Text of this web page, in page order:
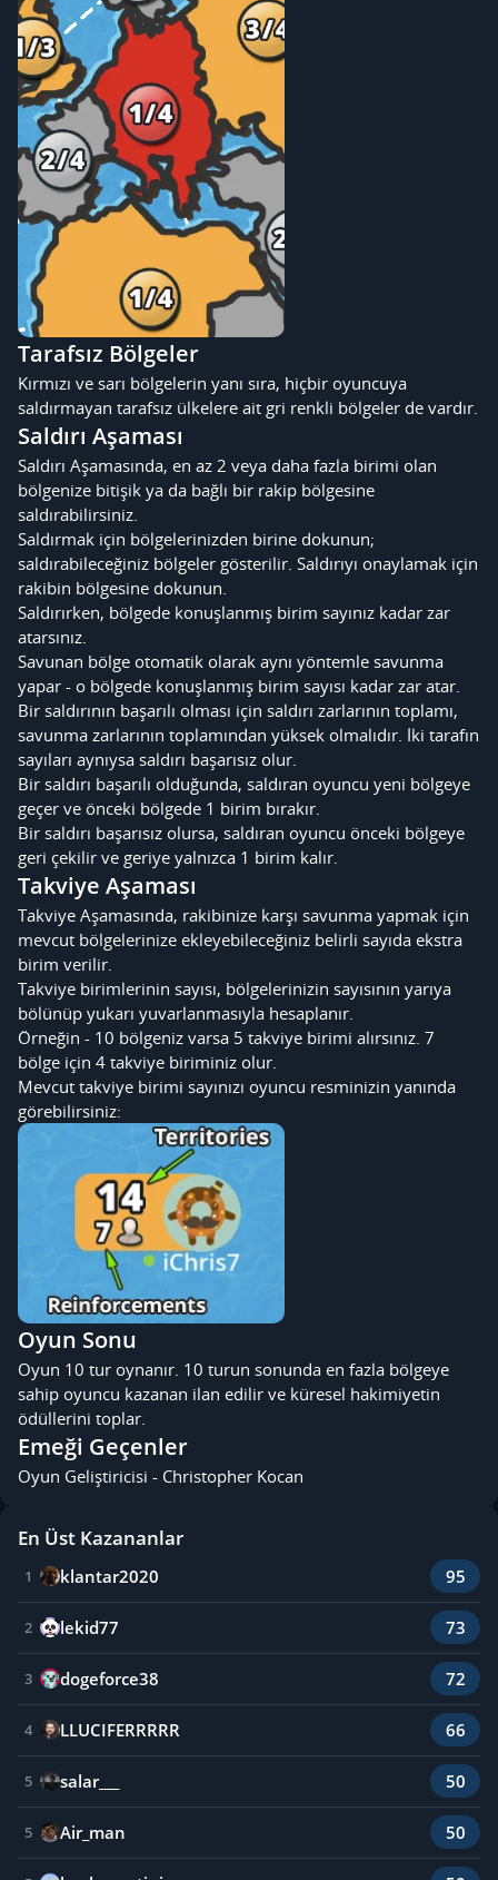
Tarafsız Bölgeler
Kırmızı ve sarı bölgelerin yanı sıra, hiçbir oyuncuya
saldırmayan tarafsız ülkelere ait gri renkli bölgeler de vardır.
Saldırı Aşaması
Saldırı Aşamasında, en az 2 veya daha fazla birimi olan
bölgenize bitişik ya da bağlı bir rakip bölgesine
saldırabilirsiniz.
Saldırmak için bölgelerinizden birine dokunun;
saldırabileceğiniz bölgeler gösterilir. Saldırıyı onaylamak için
rakibin bölgesine dokunun.
Saldırırken, bölgede konuşlanmış birim sayınız kadar zar
atarsınız.
Savunan bölge otomatik olarak aynı yöntemle savunma
yapar - o bölgede konuşlanmış birim sayısı kadar zar atar.
Bir saldırının başarılı olması için saldırı zarlarının toplamı,
savunma zarlarının toplamından yüksek olmalıdır. İki tarafın
sayıları aynıysa saldırı başarısız olur.
Bir saldırı başarılı olduğunda, saldıran oyuncu yeni bölgeye
geçer ve önceki bölgede 1 birim bırakır.
Bir saldırı başarısız olursa, saldıran oyuncu önceki bölgeye
geri çekilir ve geriye yalnızca 1 birim kalır.
Takviye Aşaması
Takviye Aşamasında, rakibinize karşı savunma yapmak için
mevcut bölgelerinize ekleyebileceğiniz belirli sayıda ekstra
birim verilir.
Takviye birimlerinin sayısı, bölgelerinizin sayısının yarıya
bölünüp yukarı yuvarlanmasıyla hesaplanır.
Örneğin - 10 bölgeniz varsa 5 takviye birimi alırsınız. 7
bölge için 4 takviye biriminiz olur.
Mevcut takviye birimi sayınızı oyuncu resminizin yanında
görebilirsiniz:
Oyun Sonu
Oyun 10 tur oynanır. 10 turun sonunda en fazla bölgeye
sahip oyuncu kazanan ilan edilir ve küresel hakimiyetin
ödüllerini toplar.
Emeği Geçenler
Oyun Geliştiricisi - Christopher Kocan
En Üst Kazananlar
1 klantar2020 95
2 lekid77 73
3 dogeforce38 72
4 LLUCIFERRRRR 66
5 salar___ 50
5 Air_man 50